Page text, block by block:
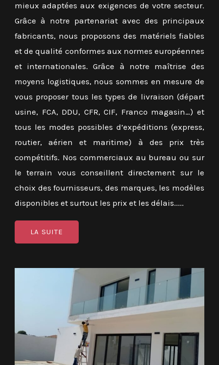
mieux adaptées aux exigences de votre secteur.
Grâce à notre partenariat avec des principaux
fabricants, nous proposons des matériels fiables
et de qualité conformes aux normes européennes
et internationales. Grâce à notre maîtrise des
moyens logistiques, nous sommes en mesure de
vous proposer tous les types de livraison (départ
usine, FCA, DDU, CFR, CIF, Franco magasin…) et
tous les modes possibles d’expéditions (express,
routier, aérien et maritime) à des prix très
compétitifs. Nos commerciaux au bureau ou sur
le terrain vous conseillent directement sur le
choix des fournisseurs, des marques, les modèles
disponibles et surtout les prix et les délais.....
LA SUITE